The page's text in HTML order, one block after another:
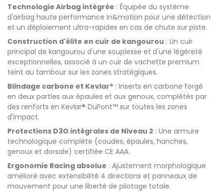
Technologie Airbag intégrée : Équipée du système
d'airbag haute performance In&motion pour une détection
et un déploiement ultra-rapides en cas de chute sur piste.
Construction d'élite en cuir de kangourou : Un cuir
principal de kangourou d'une souplesse et d'une légèreté
exceptionnelles, associé à un cuir de vachette premium
teint au tambour sur les zones stratégiques.
Blindage carbone et Kevlar® : Inserts en carbone forgé
en deux parties aux épaules et aux genoux, complétés par
des renforts en Kevlar® DuPont™ sur toutes les zones
d'impact.
Protections D3O intégrales de Niveau 2 : Une armure
technologique complète (coudes, épaules, hanches,
genoux et dorsale) certifiée CE AAA.
Ergonomie Racing absolue : Ajustement morphologique
amélioré avec extensibilité 4 directions et panneaux de
mouvement pour une liberté de pilotage totale.